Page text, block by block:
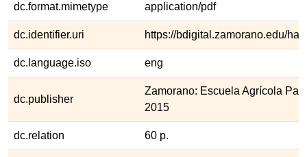
dc.format.mimetype application/pdf
dc.identifier.uri https://bdigital.zamorano.edu/
dc.language.iso eng
dc.publisher
Zamorano: Escuela Agrícola
2015
dc.relation 60 p.